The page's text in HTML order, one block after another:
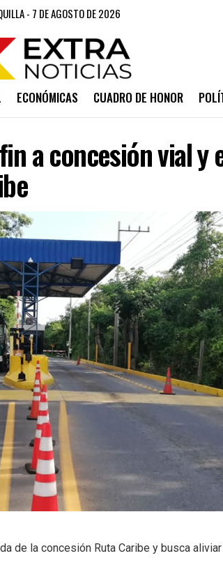
- 7 DE AGOSTO DE 2026
ECONÓMICAS CUADRO DE HONOR
a concesión vial y
de la concesión Ruta Caribe y busca